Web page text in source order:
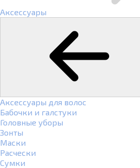
Аксессуары
Аксессуары для волос
Бабочки и галстуки
Головные уборы
Зонты
Маски
Расчески
Сумки